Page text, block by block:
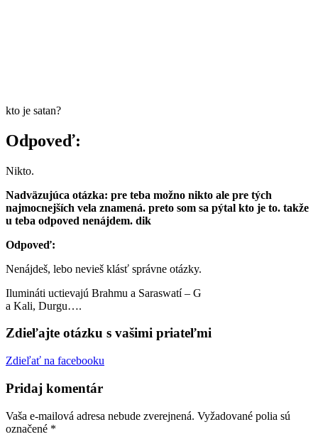
kto je satan?
Odpoveď:
Nikto.
Nadväzujúca otázka: pre teba možno nikto ale pre tých
najmocnejších vela znamená. preto som sa pýtal kto je to. takže
u teba odpoved nenájdem. dik
Odpoveď:
Nenájdeš, lebo nevieš klásť správne otázky.
Ilumináti uctievajú Brahmu a Saraswatí – G
a Kali, Durgu….
Zdieľajte otázku s vašimi priateľmi
Zdieľať na facebooku
Pridaj komentár
Vaša e-mailová adresa nebude zverejnená. Vyžadované polia sú
označené *